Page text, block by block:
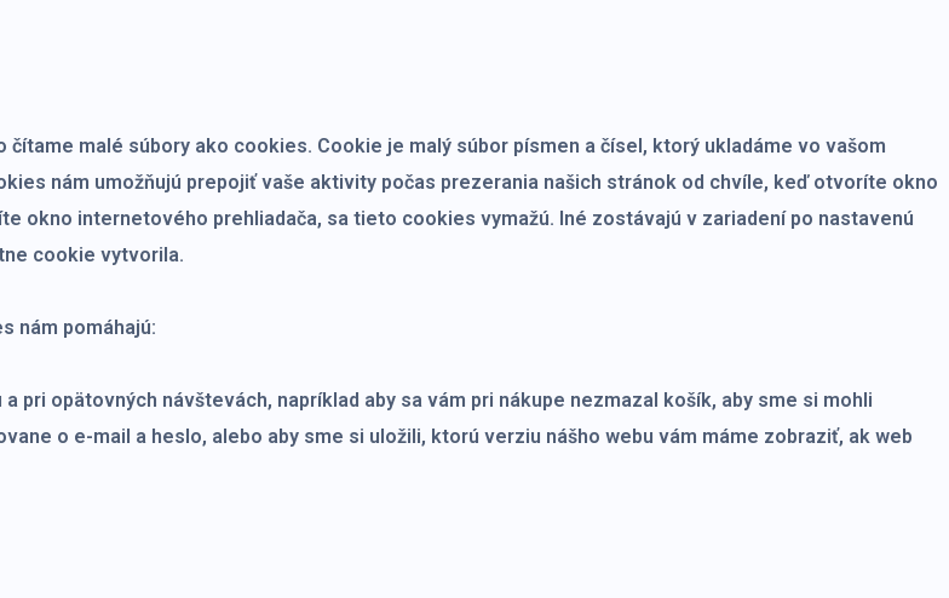
malé súbory ako cookies. Cookie je malý súbor písmen a čísel, ktorý ukladáme vo vašom
nám umožňujú prepojiť vaše aktivity počas prezerania našich stránok od chvíle, keď otvoríte okno
okno internetového prehliadača, sa tieto cookies vymažú. Iné zostávajú v zariadení po nastavenú
cookie vytvorila.
nám pomáhajú:
opätovných návštevách, napríklad aby sa vám pri nákupe nezmazal košík, aby sme si mohli
o e-mail a heslo, alebo aby sme si uložili, ktorú verziu nášho webu vám máme zobraziť, ak web